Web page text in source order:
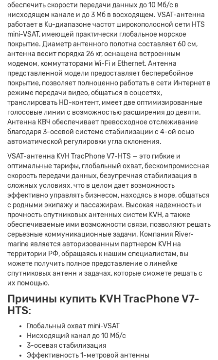
обеспечить скорости передачи данных до 10 Мб/с в
нисходящем канале и до 3 Мб в восходящем. VSAT-антенна
работает в Ku-диапазоне частот широкополосной сети HTS
mini-VSAT, имеющей практически глобальное морское
покрытие. Диаметр антенного полотна составляет 60 см,
антенна весит порядка 26 кг, оснащена встроенным
модемом, коммутаторами Wi-Fi и Ethernet. Антенна
представленной модели предоставляет бесперебойное
покрытие, позволяет полноценно работать в сети Интернет в
режиме передачи видео, общаться в соцсетях,
транслировать HD-контент, имеет две оптимизированные
голосовые линии с возможностью расширения до девяти.
Антенна КВЧ обеспечивает превосходное отслеживание
благодаря 3-осевой системе стабилизации с 4-ой осью
автоматической регулировки угла склонения.
VSAT-антенна KVH TracPhone V7-HTS — это гибкие и
оптимальные тарифы, глобальный охват, бескомпромиссная
скорость передачи данных, безупречная стабилизация в
сложных условиях, что в целом дает возможность
эффективно управлять бизнесом, находясь в море, общаться
с родными экипажу и пассажирам. Высокая надежность и
прочность спутниковых антенных систем KVH, а также
обеспечиваемые ими возможности связи, позволяют решать
серьезные коммуникационные задачи. Компания River-
marine является авторизованным партнером KVH на
территории РФ, обращаясь к нашим специалистам, вы
можете получить полное представление о линейке
спутниковых антенн и задачах, которые сможете решать с
их помощью.
Причины купить KVH TracPhone V7-
HTS:
Глобальный охват mini-VSAT
Нисходящий канал до 10 Мб/с
3-осевая стабилизация
Эффективность 1-метровой антенны